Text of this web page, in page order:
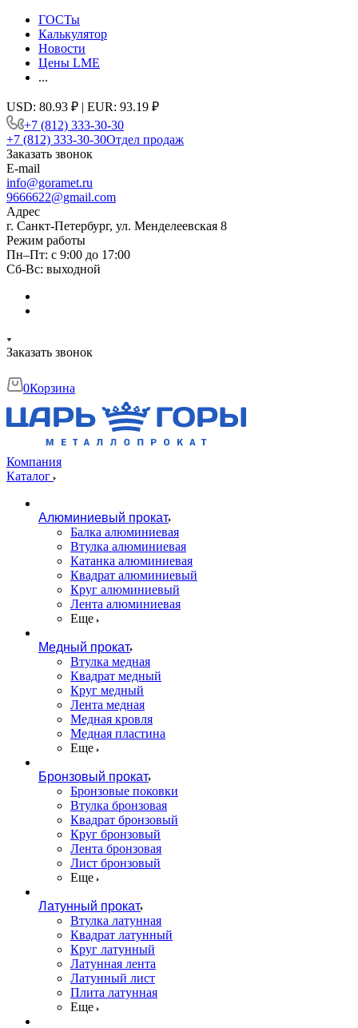
ГОСТы
Калькулятор
Новости
Цены LME
...
USD: 80.93 ₽ | EUR: 93.19 ₽
+7 (812) 333-30-30
+7 (812) 333-30-30Отдел продаж
Заказать звонок
E-mail
info@goramet.ru
9666622@gmail.com
Адрес
г. Санкт-Петербург, ул. Менделеевская 8
Режим работы
Пн–Пт: с 9:00 до 17:00
Сб-Вс: выходной
Заказать звонок
0Корзина
Компания
Каталог
Алюминиевый прокат
Балка алюминиевая
Втулка алюминиевая
Катанка алюминиевая
Квадрат алюминиевый
Круг алюминиевый
Лента алюминиевая
Еще
Медный прокат
Втулка медная
Квадрат медный
Круг медный
Лента медная
Медная кровля
Медная пластина
Еще
Бронзовый прокат
Бронзовые поковки
Втулка бронзовая
Квадрат бронзовый
Круг бронзовый
Лента бронзовая
Лист бронзовый
Еще
Латунный прокат
Втулка латунная
Квадрат латунный
Круг латунный
Латунная лента
Латунный лист
Плита латунная
Еще